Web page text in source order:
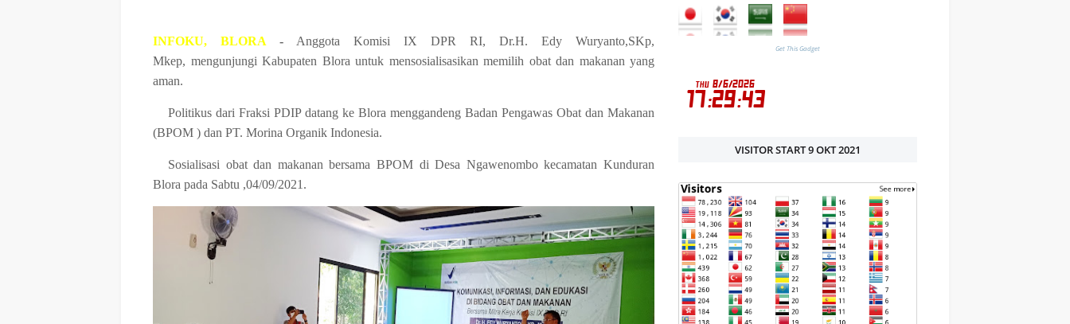
INFOKU, BLORA - Anggota Komisi IX DPR RI, Dr.H. Edy Wuryanto,SKp,
Mkep, mengunjungi Kabupaten Blora untuk mensosialisasikan memilih obat dan makanan yang
aman.
Politikus dari Fraksi PDIP datang ke Blora menggandeng Badan Pengawas Obat dan Makanan
(BPOM ) dan PT. Morina Organik Indonesia.
Sosialisasi obat dan makanan bersama BPOM di Desa Ngawenombo kecamatan Kunduran
Blora pada Sabtu ,04/09/2021.
Get This Gadget
VISITOR START 9 OKT 2021